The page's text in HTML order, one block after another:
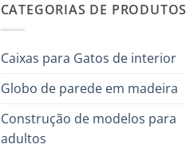
CATEGORIAS DE PRODUTOS
Caixas para Gatos de interior
Globo de parede em madeira
Construção de modelos para
adultos